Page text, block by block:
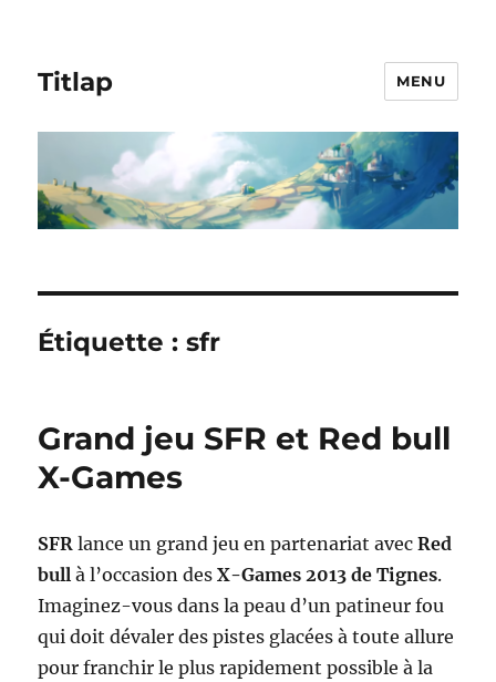
Titlap MENU
Étiquette :sfr
Grand jeu SFR et Red bull
X-Games
SFRlance un grand jeu en partenariat avecRed
bull à l’occasion desX-Games 2013 de Tignes.
Imaginez-vous dans la peau d’un patineur fou
qui doit dévaler des pistes glacées à toute allure
pour franchir le plus rapidement possible à la